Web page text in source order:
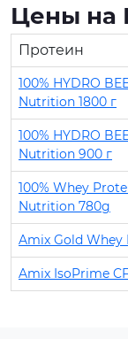
Цены на
Протеин
100% HYDRO
Nutrition 1800 г
100% HYDRO
Nutrition 900 г
100% Whey
Nutrition 780g
Amix Gold Whey
Amix IsoPrime